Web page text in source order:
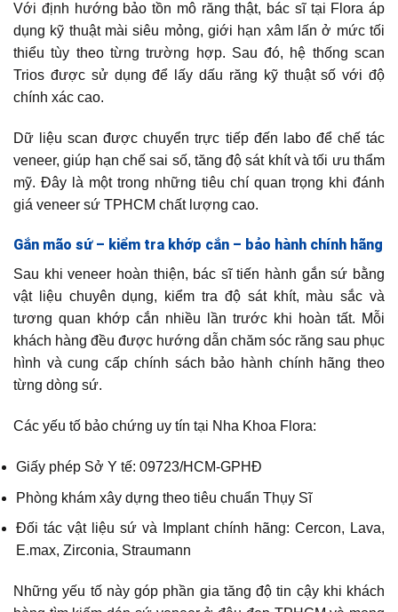
Với định hướng bảo tồn mô răng thật, bác sĩ tại Flora áp
dụng kỹ thuật mài siêu mỏng, giới hạn xâm lấn ở mức tối
thiểu tùy theo từng trường hợp. Sau đó, hệ thống scan
Trios được sử dụng để lấy dấu răng kỹ thuật số với độ
chính xác cao.
Dữ liệu scan được chuyển trực tiếp đến labo để chế tác
veneer, giúp hạn chế sai số, tăng độ sát khít và tối ưu thẩm
mỹ. Đây là một trong những tiêu chí quan trọng khi đánh
giá veneer sứ TPHCM chất lượng cao.
Gắn mão sứ – kiểm tra khớp cắn – bảo hành chính hãng
Sau khi veneer hoàn thiện, bác sĩ tiến hành gắn sứ bằng
vật liệu chuyên dụng, kiểm tra độ sát khít, màu sắc và
tương quan khớp cắn nhiều lần trước khi hoàn tất. Mỗi
khách hàng đều được hướng dẫn chăm sóc răng sau phục
hình và cung cấp chính sách bảo hành chính hãng theo
từng dòng sứ.
Các yếu tố bảo chứng uy tín tại Nha Khoa Flora:
Giấy phép Sở Y tế: 09723/HCM-GPHĐ
Phòng khám xây dựng theo tiêu chuẩn Thụy Sĩ
Đối tác vật liệu sứ và Implant chính hãng: Cercon, Lava,
E.max, Zirconia, Straumann
Những yếu tố này góp phần gia tăng độ tin cậy khi khách